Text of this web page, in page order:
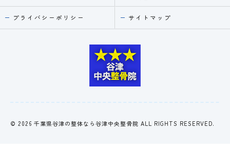
プライバシーポリシー サイトマップ
© 2026 千葉県谷津の整体なら谷津中央整骨院 ALL RIGHTS RESERVED.